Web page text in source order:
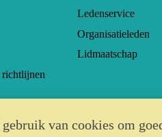
richtlijnen
Ledenservice
Organisatieleden
Lidmaatschap
van cookies om